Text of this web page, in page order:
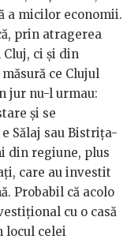
a micilor economii.
prin atragerea
ci și din
ce Clujul
jur nu-l urmau:
și se
Sălaj sau Bistrița-
din regiune, plus
care au investit
Probabil că acolo
cu o casă
locul celei